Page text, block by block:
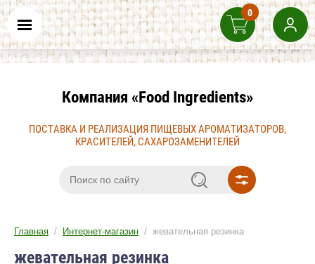
Компания «Food Ingredients»
ПОСТАВКА И РЕАЛИЗАЦИЯ ПИЩЕВЫХ АРОМАТИЗАТОРОВ,
КРАСИТЕЛЕЙ, САХАРОЗАМЕНИТЕЛЕЙ
Главная / Интернет-магазин / жевательная резинка
жевательная резинка
0